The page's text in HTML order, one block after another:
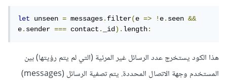
let unseen = messages.filter(e => !e.seen &&
e.sender === contact. _id).length:
هذا الكود يستخرج عدد الرسائل غير المرئية (التي لم يتم رؤيتها) بين
المستخدم وجهة الاتصال المحددة. يتم تصفية الرسائل (messages)